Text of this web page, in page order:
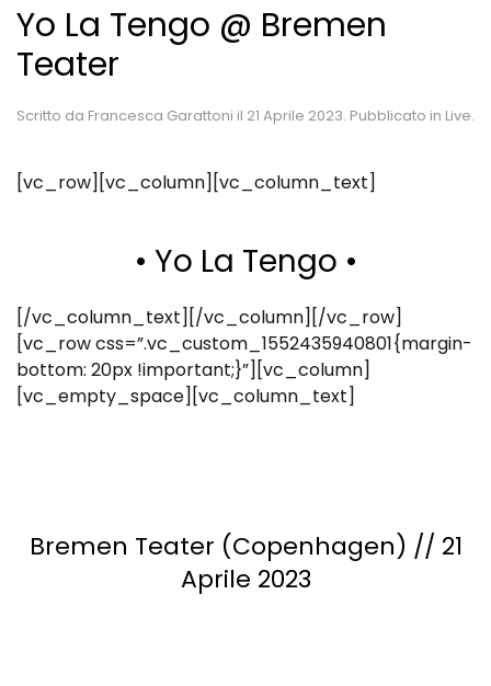
Yo La Tengo @ Bremen
Teater
Scritto da Francesca Garattoni il 21 Aprile 2023. Pubblicato in Live.
[vc_row][vc_column][vc_column_text]
• Yo La Tengo •
[/vc_column_text][/vc_column][/vc_row]
[vc_row css=”.vc_custom_1552435940801{margin-
bottom: 20px !important;}”][vc_column]
[vc_empty_space][vc_column_text]
Bremen Teater (Copenhagen) // 21
Aprile 2023